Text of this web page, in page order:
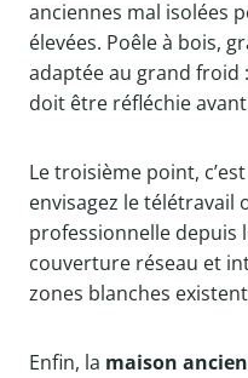
anciennes mal isolées
élevées. Poêle à bois,
adaptée au grand froid
doit être réfléchie avant
Le troisième point,
envisagez le télétravail
professionnelle depuis
couverture réseau et
zones blanches
Enfin, la maison